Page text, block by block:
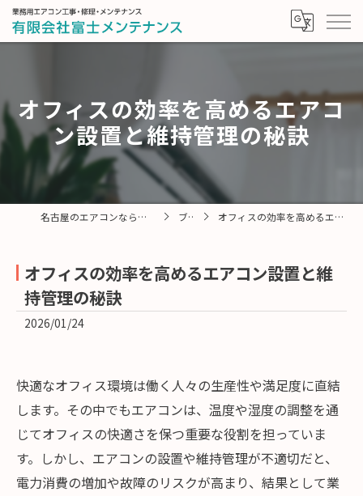
オフィスの効率を高めるエアコ
ン設置と維持管理の秘訣
名古屋のエアコンなら有限会社富士メンテナンス ブログ オフィスの効率を高めるエアコン設置と維持管理の秘訣
オフィスの効率を高めるエアコン設置と維
持管理の秘訣
2026/01/24
快適なオフィス環境は働く人々の生産性や満足度に直結
します。その中でもエアコンは、温度や湿度の調整を通
じてオフィスの快適さを保つ重要な役割を担っていま
す。しかし、エアコンの設置や維持管理が不適切だと、
電力消費の増加や故障のリスクが高まり、結果として業